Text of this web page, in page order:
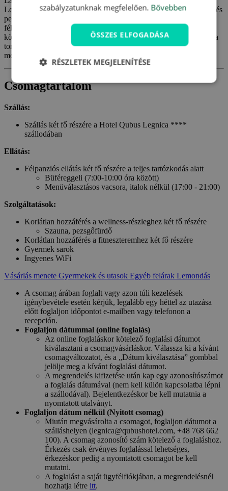
Legnica ****-ban, ahol utalványunknak köszönhetően szaunával és
pezsgőfürdővel felszerelt wellness-részleg, fitnesz és finom
félpanziós ellátás várja majd. A szálloda elhelyezkedésének
köszönhetően a látnivalók is elérhető közelségben lesznek. A hab a
tortán pedig, hogy a 6 év alatti gyermekek ingyenesen szállhatnak
meg szüleikkel.
Csomagtartalom
Szállás:
Szállás két fő részére a Hotel Qubus Legnica ****
szállodában
Ellátás:
Félpanziós ellátás két fő részére a teljes tartózkodás alatt
Büféreggeli (7:00-10:00 óra között)
Menüválasztásos vacsora, italok nélkül (17:00 - 21:00)
Szolgáltatások:
Korlátlan hozzáférés a wellness-részleghez két fő részére
Szauna, pezsgőfürdő
Korlátlan hozzáférés a fitneszteremhez két fő részére
Gyermek sarok
Ingyenes WiFi
Vásárlás menete Gyermekek és utasok Egyéb felárak Lemondás
A csomag árában foglalt vagy azon túli kezelések
igénybevétele esetén kérjük, legalább egy héttel az utazása
előtt foglaljon időpontot e-mailben vagy telefonon a
recepción.
Foglaljon dátummal (online foglalás)
Az online foglaláskor kötelező foglalási dátumot
kiválasztani a csomagvásárláskor. Válassza ki a kívánt
csomagváltozatot, és a „Dátum kiválasztása” gombbal
jelölje meg a kívánt foglalási dátumot.
A megrendelés kifizetése után kap egy azonosítószámot
a foglalás dátumával (nem kell külön kapcsolatba lépni
a szállodával). Bejelentkezéskor be kell mutatnia a
nyomtatott utalványt.
Foglaljon dátum nélkül (Nyitott csomag)
Miután megvásárolta a csomagot, foglaljon dátumot a
szálláshelyen (legnica@qubushotel.com, +48 768 662
100). A csomag azonosító szám kötelező a foglaláshoz.
Érkezés csak érvényes foglalással lehetséges,
érkezéskor pedig a nyomtatott csomagot be kell
mutatni.
A foglalást a saját ügyfélfiókjában, a megrendelésnél
hozhatja létre itt.
szabályzatunknak megfelelően. Bővebben
ÖSSZES ELFOGADÁSA
RÉSZLETEK MEGJELENÍTÉSE